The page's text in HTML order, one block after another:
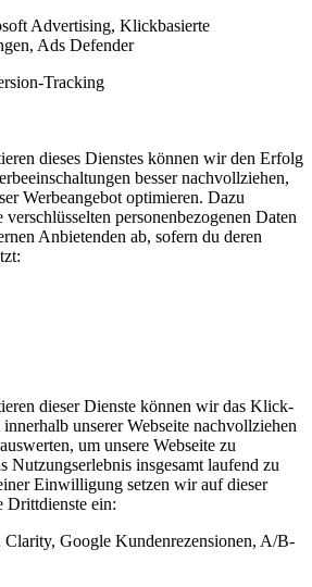
Advertising, Klickbasierte
Ads Defender
Tracking
dieses Dienstes können wir den Erfolg
besser nachvollziehen,
Werbeangebot optimieren. Dazu
personenbezogenen Daten
Anbietenden ab, sofern du deren
dieser Dienste können wir das Klick-
unserer Webseite nachvollziehen
um unsere Webseite zu
Nutzungserlebnis insgesamt laufend zu
Einwilligung setzen wir auf dieser
Drittdienste ein:
Google Kundenrezensionen, A/B-